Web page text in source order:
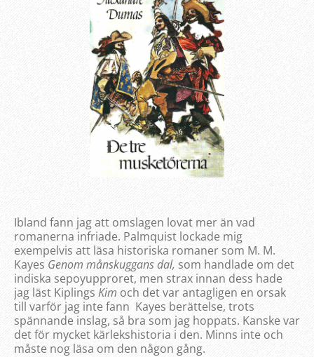
Ibland fann jag att omslagen lovat mer än vad
romanerna infriade. Palmquist lockade mig
exempelvis att läsa historiska romaner som M. M.
Kayes Genom månskuggans dal, som handlade om det
indiska sepoyupproret, men strax innan dess hade
jag läst Kiplings Kim och det var antagligen en orsak
till varför jag inte fann Kayes berättelse, trots
spännande inslag, så bra som jag hoppats. Kanske var
det för mycket kärlekshistoria i den. Minns inte och
måste nog läsa om den någon gång.